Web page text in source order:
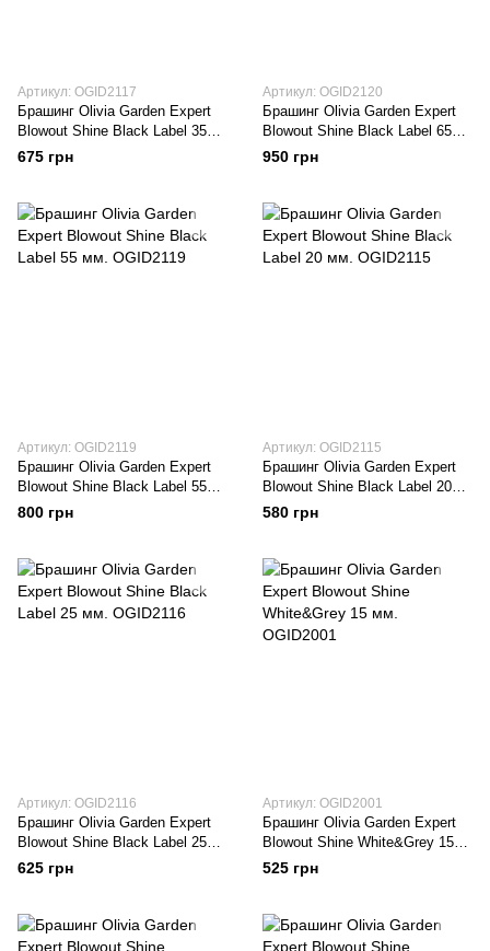
Артикул: OGID2117
Брашинг Оlivia Garden Expert
Blowout Shine Black Label 35
мм. OGID2117
675 грн
Артикул: OGID2120
Брашинг Оlivia Garden Expert
Blowout Shine Black Label 65
мм. OGID2120
950 грн
Артикул: OGID2119
Брашинг Оlivia Garden Expert
Blowout Shine Black Label 55
мм. OGID2119
800 грн
Артикул: OGID2115
Брашинг Оlivia Garden Expert
Blowout Shine Black Label 20
мм. OGID2115
580 грн
Артикул: OGID2116
Брашинг Оlivia Garden Expert
Blowout Shine Black Label 25
мм. OGID2116
625 грн
Артикул: OGID2001
Брашинг Оlivia Garden Expert
Blowout Shine White&Grey 15
мм. OGID2001
525 грн